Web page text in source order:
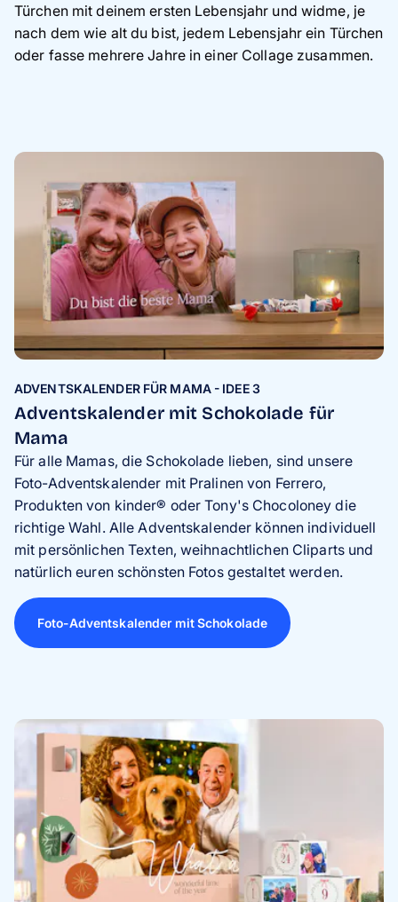
Türchen mit deinem ersten Lebensjahr und widme, je
nach dem wie alt du bist, jedem Lebensjahr ein Türchen
oder fasse mehrere Jahre in einer Collage zusammen.
ADVENTSKALENDER FÜR MAMA - IDEE 3
Adventskalender mit Schokolade für
Mama
Für alle Mamas, die Schokolade lieben, sind unsere
Foto-Adventskalender mit Pralinen von Ferrero,
Produkten von kinder® oder Tony's Chocoloney die
richtige Wahl. Alle Adventskalender können individuell
mit persönlichen Texten, weihnachtlichen Cliparts und
natürlich euren schönsten Fotos gestaltet werden.
Foto-Adventskalender mit Schokolade